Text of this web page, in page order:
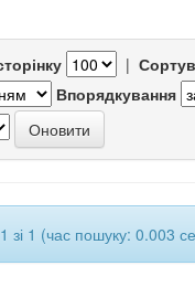
|
Впорядкування
зі 1 (час пошуку: 0.003